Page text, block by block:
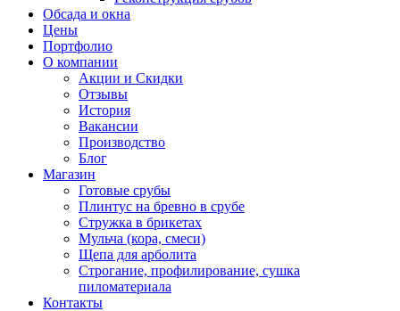
Обсада и окна
Цены
Портфолио
О компании
Акции и Скидки
Отзывы
История
Вакансии
Производство
Блог
Магазин
Готовые срубы
Плинтус на бревно в срубе
Стружка в брикетах
Мульча (кора, смеси)
Щепа для арболита
Строгание, профилирование, сушка
пиломатериала
Контакты